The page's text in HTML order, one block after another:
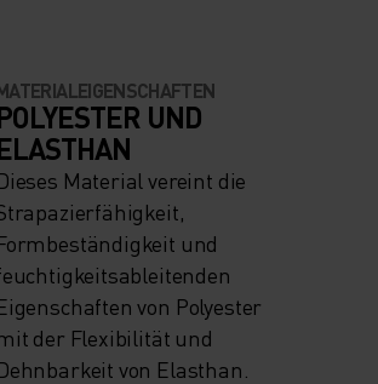
UND
Material vereint die
und
von Polyester
der Flexibilität und
von Elasthan.